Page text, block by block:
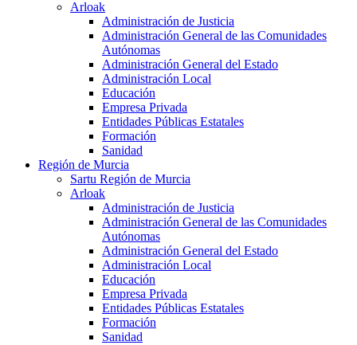
Arloak
Administración de Justicia
Administración General de las Comunidades
Autónomas
Administración General del Estado
Administración Local
Educación
Empresa Privada
Entidades Públicas Estatales
Formación
Sanidad
Región de Murcia
Sartu Región de Murcia
Arloak
Administración de Justicia
Administración General de las Comunidades
Autónomas
Administración General del Estado
Administración Local
Educación
Empresa Privada
Entidades Públicas Estatales
Formación
Sanidad